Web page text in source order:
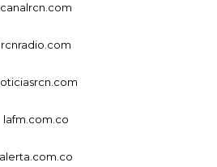
canalrcn.com
rcnradio.com
lafm.com.co
alerta.com.co